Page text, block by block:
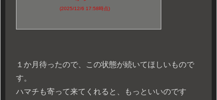
(2025/12/6 17:58時点)
１か月待ったので、この状態が続いてほしいもので
す。
ハマチも寄って来てくれると、もっといいのです